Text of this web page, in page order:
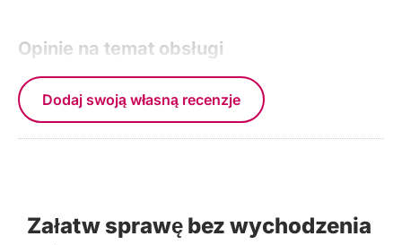
Opinie na temat obsługi
Dodaj swoją własną recenzje
Załatw sprawę bez wychodzenia